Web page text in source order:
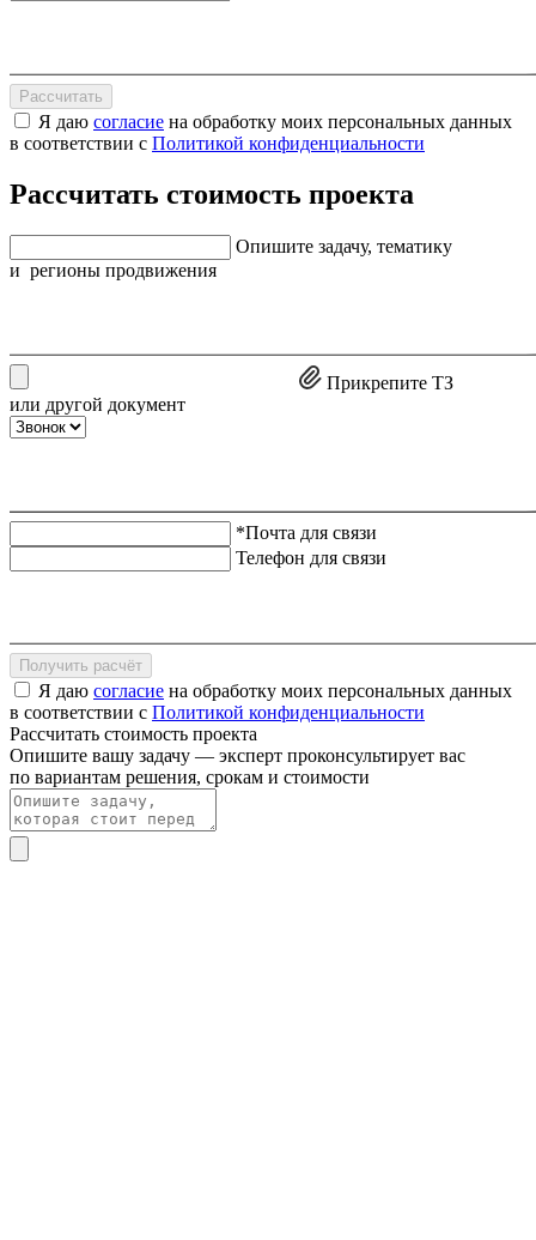
Рассчитать
Я даю согласие на обработку моих персональных данных
в соответствии с Политикой конфиденциальности
Рассчитать стоимость проекта
Опишите задачу, тематику
и регионы продвижения
Прикрепите ТЗ
или другой документ
*Почта для связи
Телефон для связи
Получить расчёт
Я даю согласие на обработку моих персональных данных
в соответствии с Политикой конфиденциальности
Рассчитать стоимость проекта
Опишите вашу задачу — эксперт проконсультирует вас
по вариантам решения, срокам и стоимости